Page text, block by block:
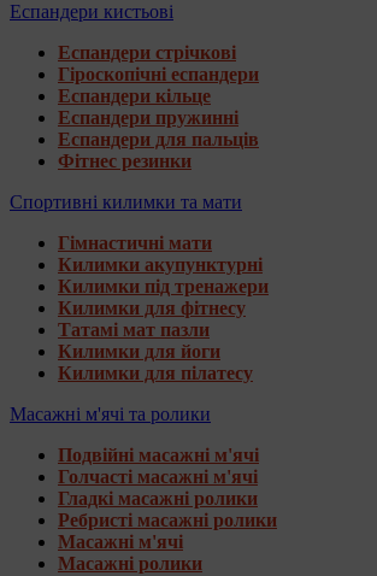
Еспандери кистьові
Еспандери стрічкові
Гіроскопічні еспандери
Еспандери кільце
Еспандери пружинні
Еспандери для пальців
Фітнес резинки
Спортивні килимки та мати
Гімнастичні мати
Килимки акупунктурні
Килимки під тренажери
Килимки для фітнесу
Татамі мат пазли
Килимки для йоги
Килимки для пілатесу
Масажні м'ячі та ролики
Подвійні масажні м'ячі
Голчасті масажні м'ячі
Гладкі масажні ролики
Ребристі масажні ролики
Масажні м'ячі
Масажні ролики